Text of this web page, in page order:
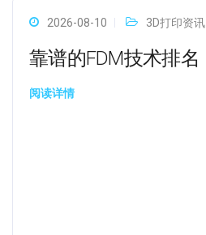
2026-08-10 3D打印资讯
靠谱的FDM技术排名
阅读详情